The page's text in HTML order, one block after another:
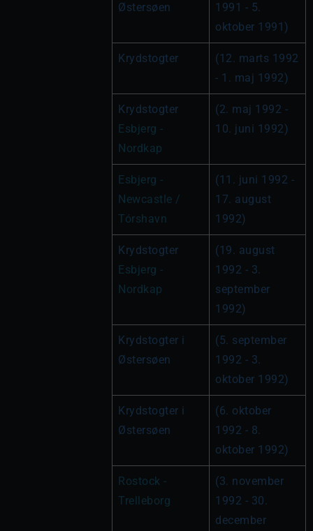
Østersøen
1991 - 5.
oktober 1991)
Krydstogter
(12. marts 1992
- 1. maj 1992)
Esbjerg -
Nordkap
(2. maj 1992 -
10. juni 1992)
Esbjerg -
Newcastle /
Tórshavn
(11. juni 1992 -
17. august
1992)
Esbjerg -
Nordkap
(19. august
1992 - 3.
september
1992)
Krydstogter i
Østersøen
(5. september
1992 - 3.
oktober 1992)
Krydstogter i
Østersøen
(6. oktober
1992 - 8.
oktober 1992)
Rostock -
Trelleborg
(3. november
1992 - 30.
december